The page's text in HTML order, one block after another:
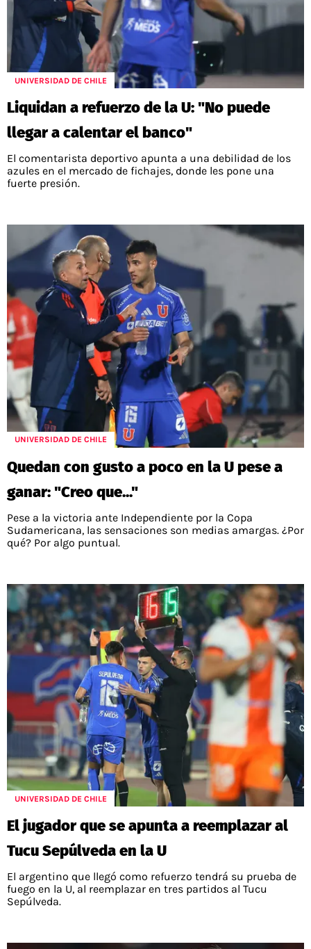
UNIVERSIDAD DE CHILE
Liquidan a refuerzo de la U: "No puede
llegar a calentar el banco"
El comentarista deportivo apunta a una debilidad de los
azules en el mercado de fichajes, donde les pone una
fuerte presión.
UNIVERSIDAD DE CHILE
Quedan con gusto a poco en la U pese a
ganar: "Creo que..."
Pese a la victoria ante Independiente por la Copa
Sudamericana, las sensaciones son medias amargas. ¿Por
qué? Por algo puntual.
UNIVERSIDAD DE CHILE
El jugador que se apunta a reemplazar al
Tucu Sepúlveda en la U
El argentino que llegó como refuerzo tendrá su prueba de
fuego en la U, al reemplazar en tres partidos al Tucu
Sepúlveda.